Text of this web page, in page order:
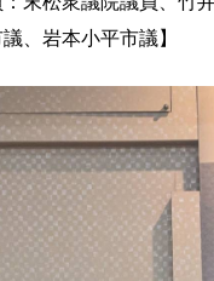
、岩本小平市議】